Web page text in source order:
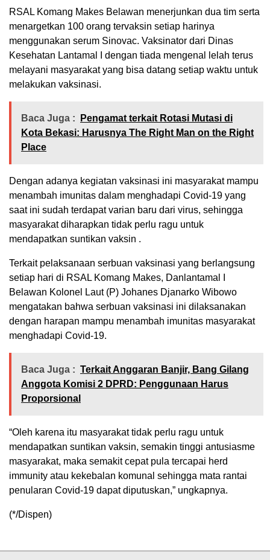
RSAL Komang Makes Belawan menerjunkan dua tim serta
menargetkan 100 orang tervaksin setiap harinya
menggunakan serum Sinovac. Vaksinator dari Dinas
Kesehatan Lantamal I dengan tiada mengenal lelah terus
melayani masyarakat yang bisa datang setiap waktu untuk
melakukan vaksinasi.
Baca Juga :
Pengamat terkait Rotasi Mutasi di
Kota Bekasi: Harusnya The Right Man on the Right
Place
Dengan adanya kegiatan vaksinasi ini masyarakat mampu
menambah imunitas dalam menghadapi Covid-19 yang
saat ini sudah terdapat varian baru dari virus, sehingga
masyarakat diharapkan tidak perlu ragu untuk
mendapatkan suntikan vaksin .
Terkait pelaksanaan serbuan vaksinasi yang berlangsung
setiap hari di RSAL Komang Makes, Danlantamal I
Belawan Kolonel Laut (P) Johanes Djanarko Wibowo
mengatakan bahwa serbuan vaksinasi ini dilaksanakan
dengan harapan mampu menambah imunitas masyarakat
menghadapi Covid-19.
Baca Juga : Terkait Anggaran Banjir, Bang Gilang
Anggota Komisi 2 DPRD: Penggunaan Harus
Proporsional
“Oleh karena itu masyarakat tidak perlu ragu untuk
mendapatkan suntikan vaksin, semakin tinggi antusiasme
masyarakat, maka semakit cepat pula tercapai herd
immunity atau kekebalan komunal sehingga mata rantai
penularan Covid-19 dapat diputuskan,” ungkapnya.
(*/Dispen)